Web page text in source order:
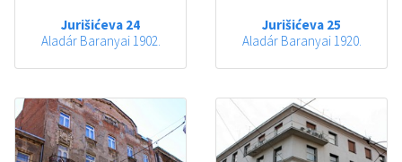
Jurišićeva 24
Aladár Baranyai 1902.
Jurišićeva 25
Aladár Baranyai 1920.